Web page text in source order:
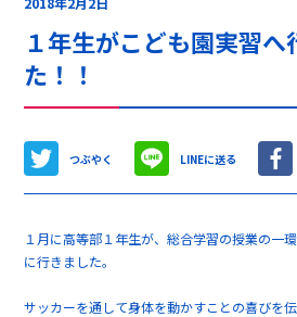
１年生がこども園実習へ
た！！
つぶやく LINEに送る
１月に高等部１年生が、総合学習の授業の一
に行きました。
サッカーを通して身体を動かすことの喜びを